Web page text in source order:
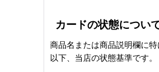
カードの状態につい
商品名または商品説明欄に
以下、当店の状態基準です。